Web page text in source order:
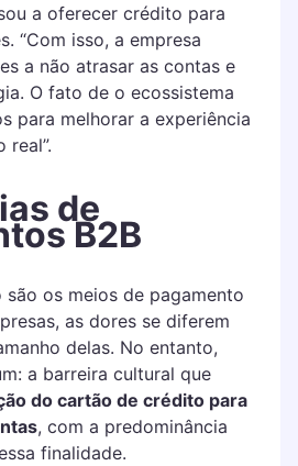
a oferecer crédito para
“Com isso, a empresa
a não atrasar as contas e
O fato de o ecossistema
para melhorar a experiência
real”.
de
B2B
são os meios de pagamento
as dores se diferem
delas. No entanto,
a barreira cultural que
do cartão de crédito para
, com a predominância
finalidade.